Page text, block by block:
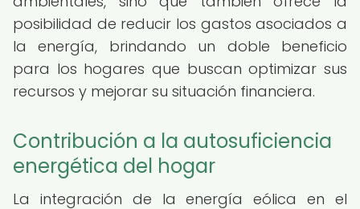
posibilidad de reducir los gastos asociados a
la energía, brindando un doble beneficio
para los hogares que buscan optimizar sus
recursos y mejorar su situación financiera.
Contribución a la autosuficiencia
energética del hogar
La integración de la energía eólica en el